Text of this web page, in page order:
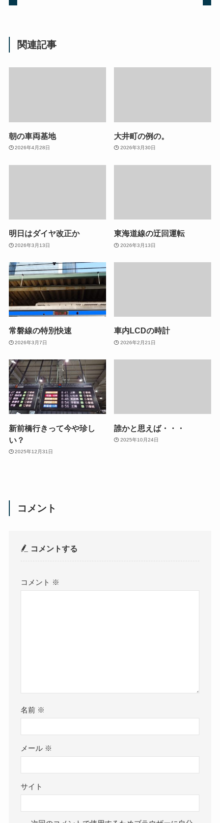
関連記事
朝の車両基地
2026年4月28日
大井町の例の。
2026年3月30日
明日はダイヤ改正か
2026年3月13日
東海道線の迂回運転
2026年3月13日
常磐線の特別快速
2026年3月7日
車内LCDの時計
2026年2月21日
新前橋行きって今や珍し
い？
2025年12月31日
誰かと思えば・・・
2025年10月24日
コメント
コメントする
コメント ※
名前 ※
メール ※
サイト